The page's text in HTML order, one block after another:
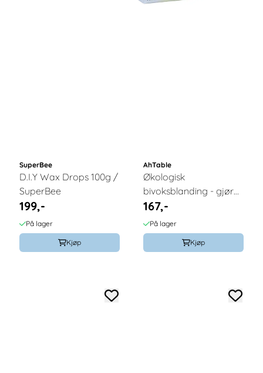
SuperBee
D.I.Y Wax Drops 100g /
SuperBee
199,-
På lager
Kjøp
AhTable
Økologisk
bivoksblanding - gjør
det selv / Ahtablé
167,-
På lager
Kjøp